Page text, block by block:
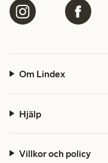
Om Lindex
Hjälp
Villkor och policy